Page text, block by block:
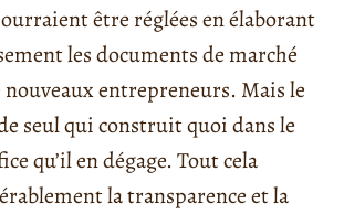
être réglées en élaborant
les documents de marché
entrepreneurs. Mais le
seul qui construit quoi dans le
qu’il en dégage. Tout cela
la transparence et la